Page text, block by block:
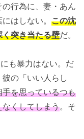
行為に、妻・あん
はしない。 この沈
突き当たる壁だ。
も暴力はない。だ
の「いい人らし
手を思っているつも
くしてしまう。そ